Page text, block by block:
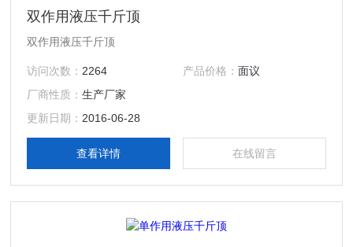
双作用液压千斤顶
双作用液压千斤顶
访问次数： 2264 产品价格： 面议
厂商性质：生产厂家
更新日期： 2016-06-28
查看详情 在线留言